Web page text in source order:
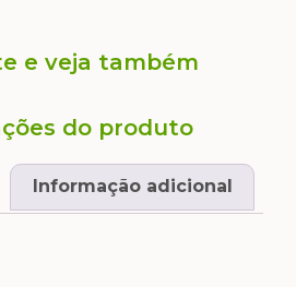
e veja também
do produto
Informação adicional